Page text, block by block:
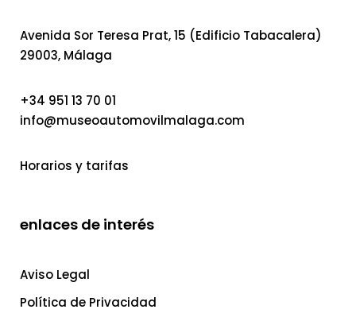
Avenida Sor Teresa Prat, 15 (Edificio Tabacalera)
29003, Málaga
+34 951 13 70 01
info@museoautomovilmalaga.com
Horarios y tarifas
enlaces de interés
Aviso Legal
Política de Privacidad